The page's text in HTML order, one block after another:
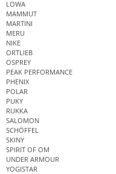
LOWA
MAMMUT
MARTINI
MERU
NIKE
ORTLIEB
OSPREY
PEAK PERFORMANCE
PHENIX
POLAR
PUKY
RUKKA
SALOMON
SCHÖFFEL
SKINY
SPIRIT OF OM
UNDER ARMOUR
YOGISTAR